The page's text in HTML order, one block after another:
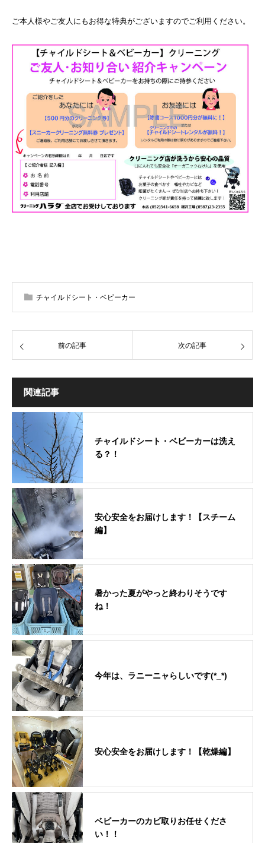
ご本人様やご友人にもお得な特典がございますのでご利用ください。
チャイルドシート・ベビーカー
前の記事 次の記事
関連記事
チャイルドシート・ベビーカーは洗え
る？！
安心安全をお届けします！【スチーム
編】
暑かった夏がやっと終わりそうです
ね！
今年は、ラニーニャらしいです(*_*)
安心安全をお届けします！【乾燥編】
ベビーカーのカビ取りお任せくださ
い！！